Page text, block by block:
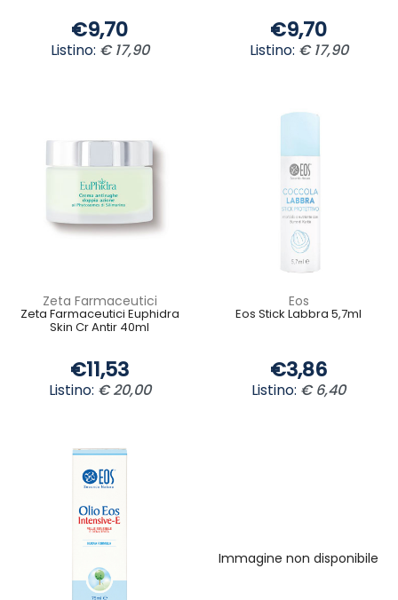
€9,70
Listino: € 17,90
€9,70
Listino: € 17,90
Zeta Farmaceutici
Zeta Farmaceutici Euphidra
Skin Cr Antir 40ml
€11,53
Listino: € 20,00
Eos
Eos Stick Labbra 5,7ml
€3,86
Listino: € 6,40
Immagine non disponibile